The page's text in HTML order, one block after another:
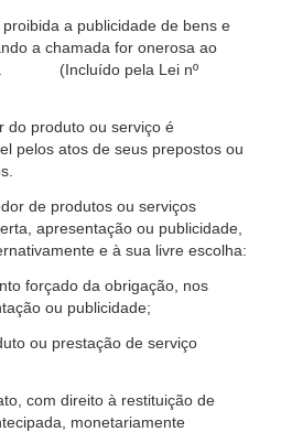
proibida a publicidade de bens e
a chamada for onerosa ao
(Incluído pela Lei nº
do produto ou serviço é
pelos atos de seus prepostos ou
de produtos ou serviços
apresentação ou publicidade,
e à sua livre escolha:
forçado da obrigação, nos
ou publicidade;
ou prestação de serviço
com direito à restituição de
monetariamente